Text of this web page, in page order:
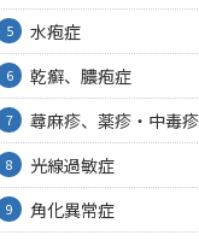
5 水疱症
6 乾癬、膿疱症
7 蕁麻疹、薬疹・中毒疹
8 光線過敏症
9 角化異常症